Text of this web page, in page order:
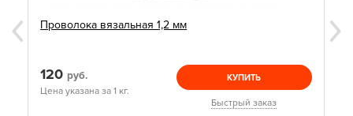
Проволока вязальная 1,2 мм
120 руб.
Цена указана за 1 кг.
КУПИТЬ
Быстрый заказ